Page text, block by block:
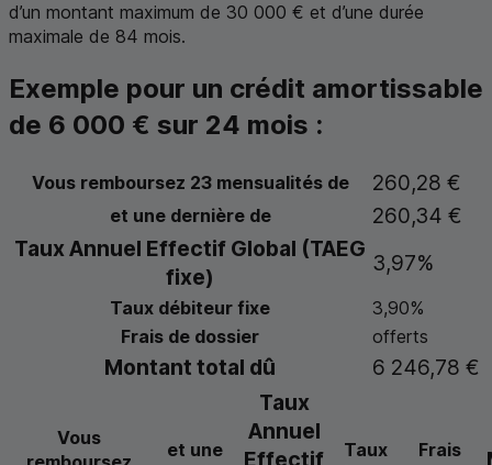
d’un montant maximum de 30 000 € et d’une durée
maximale de 84 mois.
Exemple pour un crédit amortissable
de 6 000 € sur 24 mois :
Vous remboursez 23 mensualités de 260,28 €
et une dernière de
260,34 €
Taux Annuel Effectif Global (TAEG
fixe)
3,97%
Taux débiteur fixe
3,90%
Frais de dossier
offerts
Montant total dû 6 246,78 €
Vous
et une
Taux
Annuel
Effectif
Taux
Frais